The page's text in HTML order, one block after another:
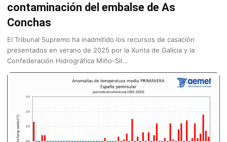
contaminación del embalse de As
Conchas
El Tribunal Supremo ha inadmitido los recursos de casación
presentados en verano de 2025 por la Xunta de Galicia y la
Confederación Hidrográfica Miño-Sil…